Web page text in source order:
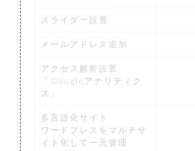
スライダー設置
メールアドレス追加
アクセス解析設置
「Googleアナリティク
ス」
多言語化サイト
ワードプレスをマルチサ
イト化して一元管理